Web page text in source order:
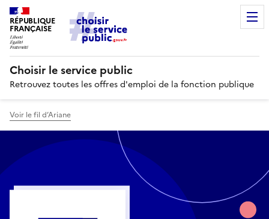
RÉPUBLIQUE
FRANÇAISE
Choisir le service public
Retrouvez toutes les offres d'emploi de la fonction publique
Voir le fil d’Ariane